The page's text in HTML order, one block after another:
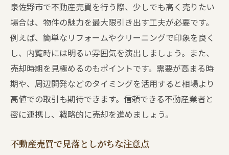
泉佐野市で不動産売買を行う際、少しでも高く売りたい
場合は、物件の魅力を最大限引き出す工夫が必要です。
例えば、簡単なリフォームやクリーニングで印象を良く
し、内覧時には明るい雰囲気を演出しましょう。また、
売却時期を見極めるのもポイントです。需要が高まる時
期や、周辺開発などのタイミングを活用すると相場より
高値での取引も期待できます。信頼できる不動産業者と
密に連携し、戦略的に売却を進めましょう。
不動産売買で見落としがちな注意点